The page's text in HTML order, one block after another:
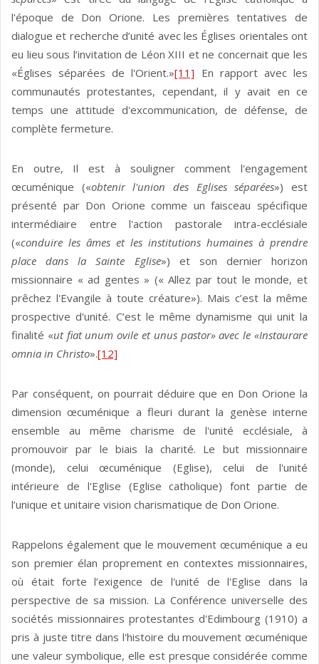
l'époque de Don Orione. Les premières tentatives de
dialogue et recherche d’unité avec les Églises orientales ont
eu lieu sous l’invitation de Léon XIII et ne concernait que les
«Églises séparées de l'Orient.»[11] En rapport avec les
communautés protestantes, cependant, il y avait en ce
temps une attitude d'excommunication, de défense, de
complète fermeture.
En outre, Il est à souligner comment l'engagement
œcuménique («obtenir l'union des Eglises séparées») est
présenté par Don Orione comme un faisceau spécifique
intermédiaire entre l'action pastorale intra-ecclésiale
(«conduire les âmes et les institutions humaines à prendre
place dans la Sainte Eglise») et son dernier horizon
missionnaire « ad gentes » (« Allez par tout le monde, et
prêchez l'Evangile à toute créature»). Mais c’est la même
prospective d'unité. C’est le même dynamisme qui unit la
finalité «ut fiat unum ovile et unus pastor» avec le «Instaurare
omnia in Christo».[12]
Par conséquent, on pourrait déduire que en Don Orione la
dimension œcuménique a fleuri durant la genèse interne
ensemble au même charisme de l'unité ecclésiale, à
promouvoir par le biais la charité. Le but missionnaire
(monde), celui œcuménique (Eglise), celui de l'unité
intérieure de l'Eglise (Eglise catholique) font partie de
l’unique et unitaire vision charismatique de Don Orione.
Rappelons également que le mouvement œcuménique a eu
son premier élan proprement en contextes missionnaires,
où était forte l’exigence de l'unité de l'Eglise dans la
perspective de sa mission. La Conférence universelle des
sociétés missionnaires protestantes d'Edimbourg (1910) a
pris à juste titre dans l'histoire du mouvement œcuménique
une valeur symbolique, elle est presque considérée comme